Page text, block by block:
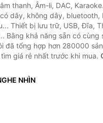
thanh, Âm-li, DAC,
dây, không dây, bluetooth,
Thiết bị lưu trữ, USB, Đĩa,
Bằng khả năng sẵn có cùng
đã tổng hợp hơn 280000
giá rẻ nhất trước khi mua.
NHÌN